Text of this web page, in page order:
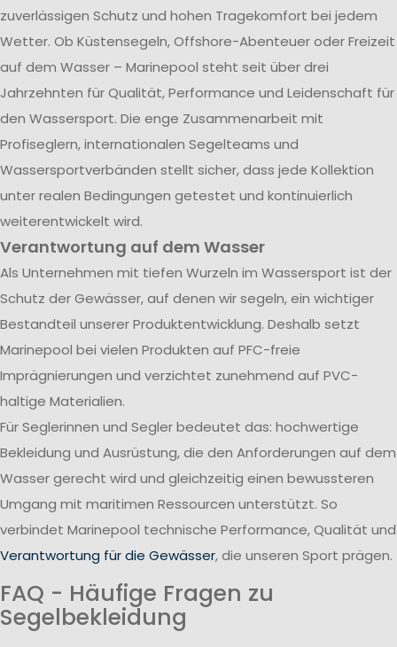
zuverlässigen Schutz und hohen Tragekomfort bei jedem
Wetter. Ob Küstensegeln, Offshore-Abenteuer oder Freizeit
auf dem Wasser – Marinepool steht seit über drei
Jahrzehnten für Qualität, Performance und Leidenschaft für
den Wassersport. Die enge Zusammenarbeit mit
Profiseglern, internationalen Segelteams und
Wassersportverbänden stellt sicher, dass jede Kollektion
unter realen Bedingungen getestet und kontinuierlich
weiterentwickelt wird.
Verantwortung auf dem Wasser
Als Unternehmen mit tiefen Wurzeln im Wassersport ist der
Schutz der Gewässer, auf denen wir segeln, ein wichtiger
Bestandteil unserer Produktentwicklung. Deshalb setzt
Marinepool bei vielen Produkten auf PFC-freie
Imprägnierungen und verzichtet zunehmend auf PVC-
haltige Materialien.
Für Seglerinnen und Segler bedeutet das: hochwertige
Bekleidung und Ausrüstung, die den Anforderungen auf dem
Wasser gerecht wird und gleichzeitig einen bewussteren
Umgang mit maritimen Ressourcen unterstützt. So
verbindet Marinepool technische Performance, Qualität und
Verantwortung für die Gewässer, die unseren Sport prägen.
FAQ - Häufige Fragen zu
Segelbekleidung